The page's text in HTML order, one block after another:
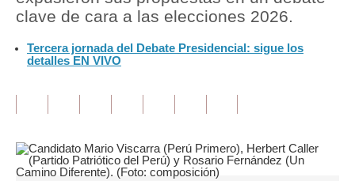
Finanzas Personales
Inmobiliarias
Opinión
clave de cara a las elecciones 2026.
Tercera jornada del Debate Presidencial: sigue los
detalles EN VIVO